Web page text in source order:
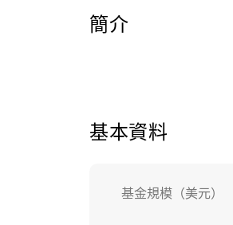
簡介
基本資料
基金規模（美元）